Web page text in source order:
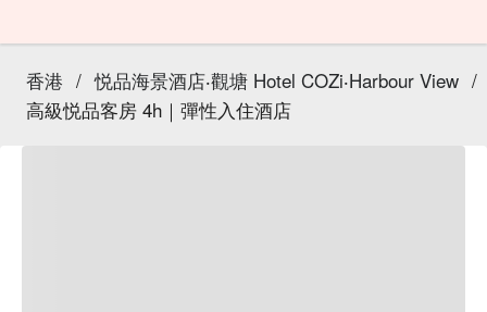
香港 / 悦品海景酒店‧觀塘 Hotel COZi‧Harbour View /
高級悦品客房 4h｜彈性入住酒店